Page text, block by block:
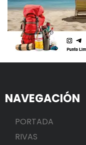
NAVEGACIÓN
PORTADA
RIVAS